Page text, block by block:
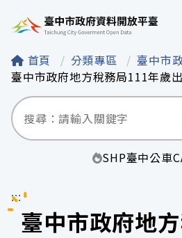
臺中市政
首頁 分類專區
臺中市
臺中市政府地方稅務局111年歲
SHP臺中公車
:::
臺中市政府地